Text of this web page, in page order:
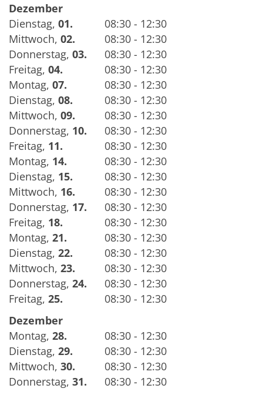
Dezember
Dienstag, 01.
08:30 - 12:30
Mittwoch, 02.
08:30 - 12:30
Donnerstag, 03.
08:30 - 12:30
Freitag, 04.
08:30 - 12:30
Montag, 07.
08:30 - 12:30
Dienstag, 08.
08:30 - 12:30
Mittwoch, 09.
08:30 - 12:30
Donnerstag, 10.
08:30 - 12:30
Freitag, 11.
08:30 - 12:30
Montag, 14.
08:30 - 12:30
Dienstag, 15.
08:30 - 12:30
Mittwoch, 16.
08:30 - 12:30
Donnerstag, 17.
08:30 - 12:30
Freitag, 18.
08:30 - 12:30
Montag, 21.
08:30 - 12:30
Dienstag, 22.
08:30 - 12:30
Mittwoch, 23.
08:30 - 12:30
Donnerstag, 24.
08:30 - 12:30
Freitag, 25.
08:30 - 12:30
Dezember
Montag, 28.
08:30 - 12:30
Dienstag, 29.
08:30 - 12:30
Mittwoch, 30.
08:30 - 12:30
Donnerstag, 31.
08:30 - 12:30